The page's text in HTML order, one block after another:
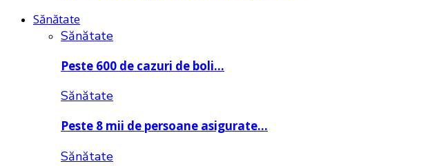
Sănătate
Sănătate
Peste 600 de cazuri de boli…
Sănătate
Peste 8 mii de persoane asigurate…
Sănătate